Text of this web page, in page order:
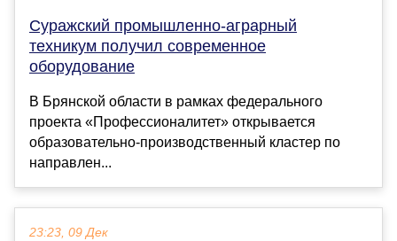
Суражский промышленно-аграрный
техникум получил современное
оборудование
В Брянской области в рамках федерального
проекта «Профессионалитет» открывается
образовательно-производственный кластер по
направлен...
23:23, 09 Дек